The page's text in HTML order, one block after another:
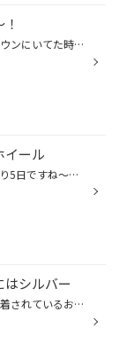
私がタイヤ館泉北ニュータウンにいてた時のお客様が店長をしてる焼肉店に行ってきました。タンのブツ切り♫ ホルモン盛り合わせ♫ 店のオススメ！赤身♫ んで、キムチ♫ 大阪市住之江区にある 焼肉えむかん！ カウンター席しかないので1人焼肉、余裕でオッケー♪( ´▽｀) 味も抜群で、しかもリーズナブル...
イール
こんちゃー( ^ω^ ) 7月も残り5日ですね〜！早いっ！！梅雨も明け、夏本番ですね。 今回は4月に注文したアルミホイールが入荷しました！！ 役３ヶ月程待ちました 汗 お客様も長いことお待ちしてしまい申し訳ありません。 早速タイヤと組み付けてお客様にお渡しするだけです！！ また、装着した所を...
シルバー
最近、黒色のホイールを装着されているお客様も増えてきました。足元シブくなりますね！定番のシルバーも安定して人気あります！今日はホイールにタイヤを組み付けてから行うバランス調整。その時に貼り付けるウェイト（重り）の話です。 黒のホイールにシルバーのウェイトを貼り付けると、悪い意味...